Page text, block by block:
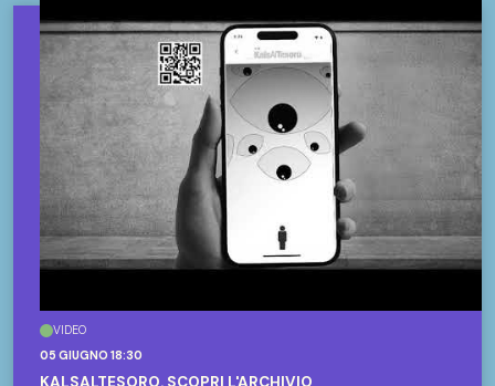
VIDEO
05 GIUGNO 18:30
KALSALTESORO. SCOPRI L'ARCHIVIO